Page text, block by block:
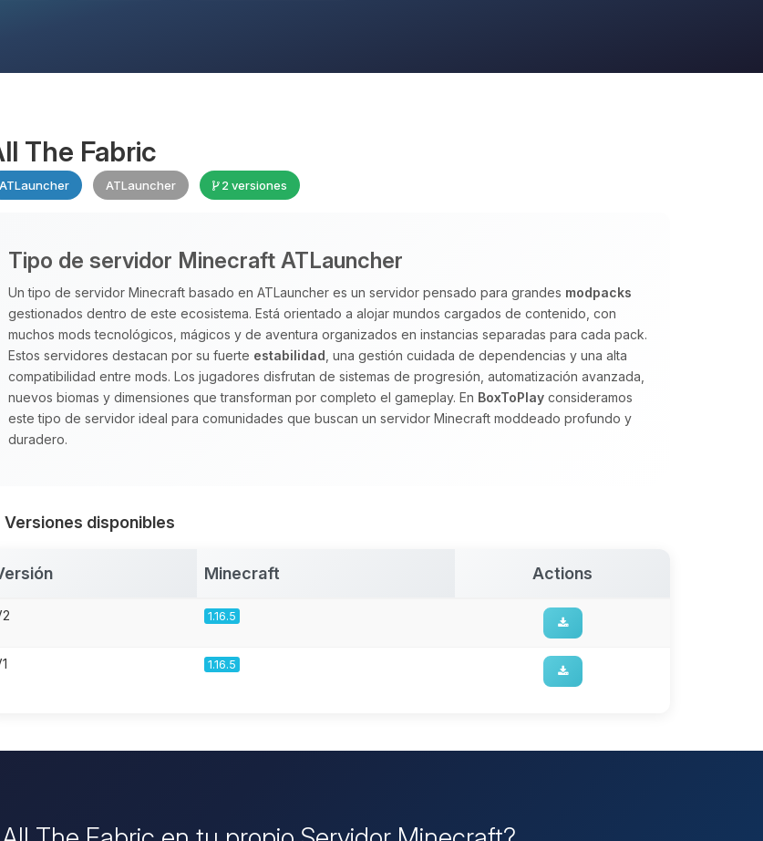
The Fabric
ATLauncher ATLauncher 2 versiones
Tipo de servidor Minecraft ATLauncher
Un tipo de servidor Minecraft basado en ATLauncher es un servidor pensado para grandes modpacks
gestionados dentro de este ecosistema. Está orientado a alojar mundos cargados de contenido, con
muchos mods tecnológicos, mágicos y de aventura organizados en instancias separadas para cada pack.
Estos servidores destacan por su fuerte estabilidad , una gestión cuidada de dependencias y una alta
compatibilidad entre mods. Los jugadores disfrutan de sistemas de progresión, automatización avanzada,
nuevos biomas y dimensiones que transforman por completo el gameplay. En BoxToPlay consideramos
este tipo de servidor ideal para comunidades que buscan un servidor Minecraft moddeado profundo y
duradero.
Versiones disponibles
Minecraft Actions
1.16.5
1.16.5